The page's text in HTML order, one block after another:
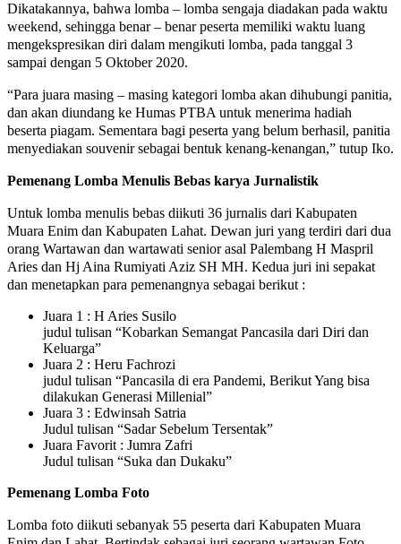
Dikatakannya, bahwa lomba – lomba sengaja diadakan pada waktu
weekend, sehingga benar – benar peserta memiliki waktu luang
mengekspresikan diri dalam mengikuti lomba, pada tanggal 3
sampai dengan 5 Oktober 2020.
“Para juara masing – masing kategori lomba akan dihubungi panitia,
dan akan diundang ke Humas PTBA untuk menerima hadiah
beserta piagam. Sementara bagi peserta yang belum berhasil, panitia
menyediakan souvenir sebagai bentuk kenang-kenangan,” tutup Iko.
Pemenang Lomba Menulis Bebas karya Jurnalistik
Untuk lomba menulis bebas diikuti 36 jurnalis dari Kabupaten
Muara Enim dan Kabupaten Lahat. Dewan juri yang terdiri dari dua
orang Wartawan dan wartawati senior asal Palembang H Maspril
Aries dan Hj Aina Rumiyati Aziz SH MH. Kedua juri ini sepakat
dan menetapkan para pemenangnya sebagai berikut :
Juara 1 : H Aries Susilo
judul tulisan “Kobarkan Semangat Pancasila dari Diri dan
Keluarga”
Juara 2 : Heru Fachrozi
judul tulisan “Pancasila di era Pandemi, Berikut Yang bisa
dilakukan Generasi Millenial”
Juara 3 : Edwinsah Satria
Judul tulisan “Sadar Sebelum Tersentak”
Juara Favorit : Jumra Zafri
Judul tulisan “Suka dan Dukaku”
Pemenang Lomba Foto
Lomba foto diikuti sebanyak 55 peserta dari Kabupaten Muara